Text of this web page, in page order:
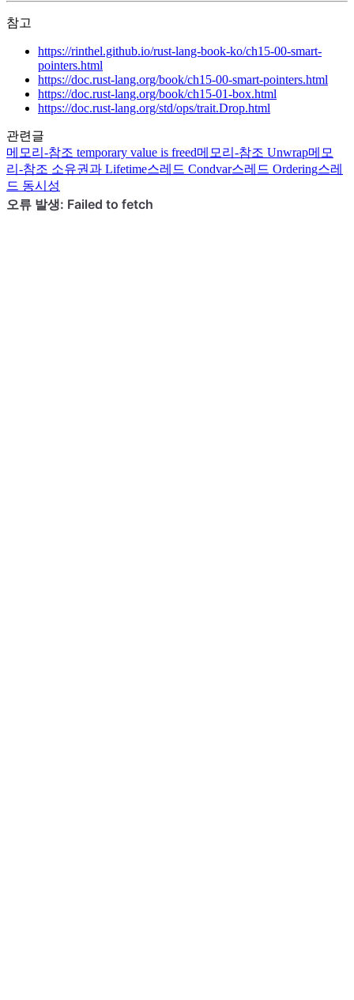
참고
https://rinthel.github.io/rust-lang-book-ko/ch15-00-smart-
pointers.html
https://doc.rust-lang.org/book/ch15-00-smart-pointers.html
https://doc.rust-lang.org/book/ch15-01-box.html
https://doc.rust-lang.org/std/ops/trait.Drop.html
관련글
메모리-참조 temporary value is freed메모리-참조 Unwrap메모
리-참조 소유권과 Lifetime스레드 Condvar스레드 Ordering스레
드 동시성